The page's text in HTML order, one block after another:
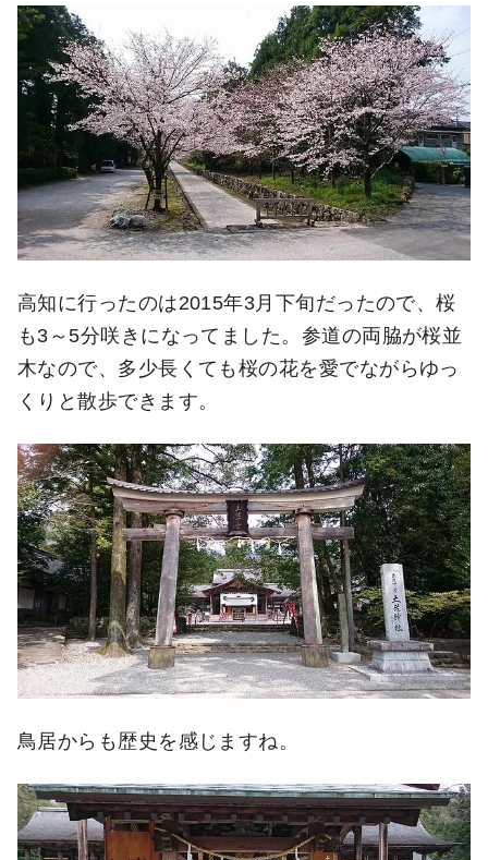
高知に行ったのは2015年3月下旬だったので、桜
も3～5分咲きになってました。参道の両脇が桜並
木なので、多少長くても桜の花を愛でながらゆっ
くりと散歩できます。
鳥居からも歴史を感じますね。